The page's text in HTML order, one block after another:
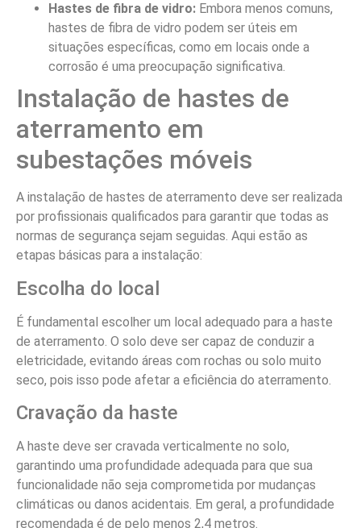
Hastes de fibra de vidro: Embora menos comuns,
hastes de fibra de vidro podem ser úteis em
situações específicas, como em locais onde a
corrosão é uma preocupação significativa.
Instalação de hastes de
aterramento em
subestações móveis
A instalação de hastes de aterramento deve ser realizada
por profissionais qualificados para garantir que todas as
normas de segurança sejam seguidas. Aqui estão as
etapas básicas para a instalação:
Escolha do local
É fundamental escolher um local adequado para a haste
de aterramento. O solo deve ser capaz de conduzir a
eletricidade, evitando áreas com rochas ou solo muito
seco, pois isso pode afetar a eficiência do aterramento.
Cravação da haste
A haste deve ser cravada verticalmente no solo,
garantindo uma profundidade adequada para que sua
funcionalidade não seja comprometida por mudanças
climáticas ou danos acidentais. Em geral, a profundidade
recomendada é de pelo menos 2,4 metros.